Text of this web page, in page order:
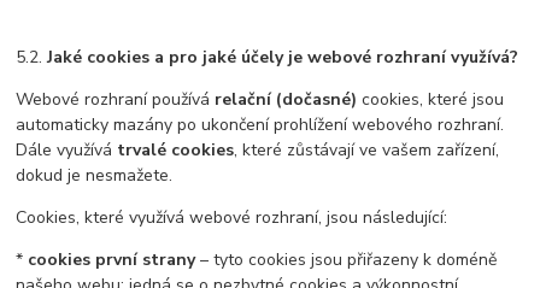
5.2.Jaké cookies a pro jaké účely je webové rozhraní využívá?
Webové rozhraní používá relační (dočasné) cookies, které jsou
automaticky mazány po ukončení prohlížení webového rozhraní.
Dále využívá trvalé cookies, které zůstávají ve vašem zařízení,
dokud je nesmažete.
Cookies, které využívá webové rozhraní, jsou následující:
* cookies první strany– tyto cookies jsou přiřazeny k doméně